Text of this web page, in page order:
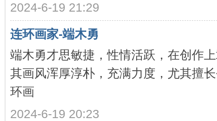
画
2024-6-19 21:29
连环画家-端木勇
端木勇才思敏捷，性情活跃，在创作
其画风浑厚淳朴，充满力度，尤其擅
环画
2024-6-19 20:23